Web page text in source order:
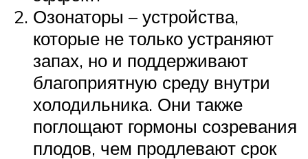
Озонаторы – устройства,
которые не только устраняют
запах, но и поддерживают
благоприятную среду внутри
холодильника. Они также
поглощают гормоны созревания
плодов, чем продлевают срок